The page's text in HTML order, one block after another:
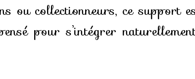
ou collectionneurs, ce
pour s’intégrer